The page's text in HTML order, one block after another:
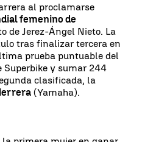
al proclamarse
femenino de
de Jerez-Ángel Nieto. La
tras finalizar tercera en
prueba puntuable del
Superbike y sumar 244
clasificada, la
(Yamaha).